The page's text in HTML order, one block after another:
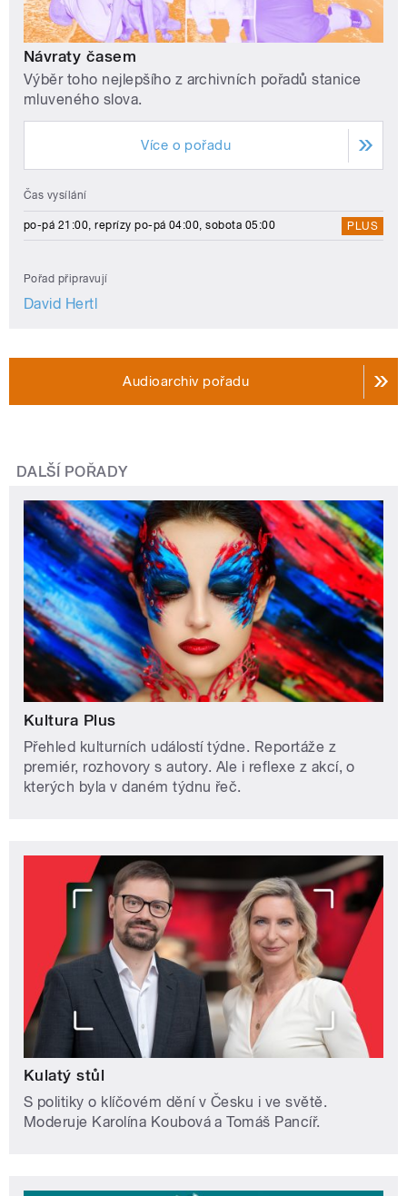
Návraty časem
Výběr toho nejlepšího z archivních pořadů stanice
mluveného slova.
Více o pořadu
Čas vysílání
po-pá 21:00, reprízy po-pá 04:00, sobota 05:00 PLUS
Pořad připravují
David Hertl
Audioarchiv pořadu
DALŠÍ POŘADY
Kultura Plus
Přehled kulturních událostí týdne. Reportáže z
premiér, rozhovory s autory. Ale i reflexe z akcí, o
kterých byla v daném týdnu řeč.
Kulatý stůl
S politiky o klíčovém dění v Česku i ve světě.
Moderuje Karolína Koubová a Tomáš Pancíř.